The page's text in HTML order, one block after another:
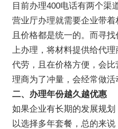
目前办理400电话有两个渠
营业厅办理就需要企业带着
且价格都是统一的。而寻
上办理，将材料提供给代
代劳，且在价格方便，会
理商为了冲量，会经常做活
二、办理年份越久越优惠
如果企业有长期的发展规
以选择多年套餐，总的来